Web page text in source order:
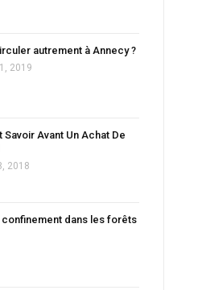
autrement à Annecy ?
2019
Savoir Avant Un Achat De
2018
confinement dans les forêts